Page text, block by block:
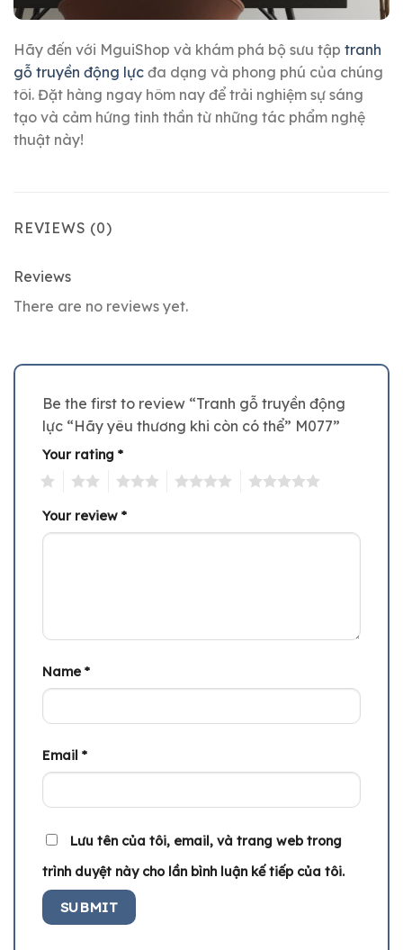
Hãy đến với MguiShop và khám phá bộ sưu tập tranh
gỗ truyền động lực đa dạng và phong phú của chúng
tôi. Đặt hàng ngay hôm nay để trải nghiệm sự sáng
tạo và cảm hứng tinh thần từ những tác phẩm nghệ
thuật này!
REVIEWS (0)
Reviews
There are no reviews yet.
Be the first to review “Tranh gỗ truyền động
lực “Hãy yêu thương khi còn có thể” M077”
Your rating *
Your review *
Name *
Email *
Lưu tên của tôi, email, và trang web trong
trình duyệt này cho lần bình luận kế tiếp của tôi.